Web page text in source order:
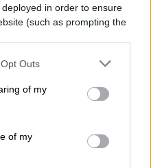
in order to ensure
(such as prompting the
Outs
of my
of my
publicado en su